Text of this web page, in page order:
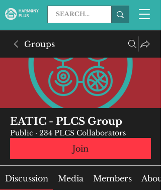
Groups
EATIC - PLCS Group
Public · 234 PLCS Collaborators
Join
Discussion Media Members About